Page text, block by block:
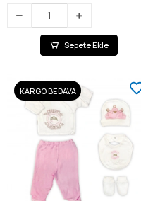
Sepete Ekle
KARGO BEDAVA